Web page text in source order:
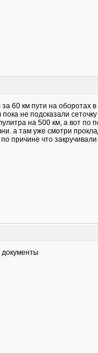
за 60 км пути на
не подсказали
на 500 км, а вот по
а там уже смотри
причине что
документы